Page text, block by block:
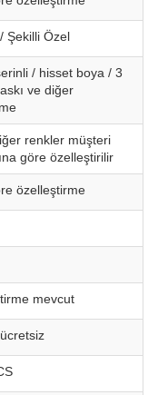
Şekilli Özel
/ hisset boya / 3
ve diğer
renkler müşteri
göre özelleştirilir
özelleştirme
mevcut